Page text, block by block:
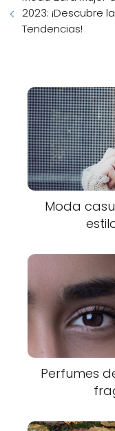
2023: ¡Descubre
Tendencias!
Moda
Perfumes